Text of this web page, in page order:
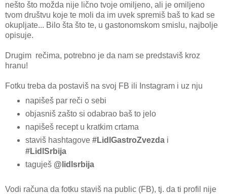
nešto što možda nije lično tvoje omiljeno, ali je omiljeno
tvom društvu koje te moli da im uvek spremiš baš to kad se
okupljate... Bilo šta što te, u gastonomskom smislu, najbolje
opisuje.
Drugim rečima, potrebno je da nam se predstaviš kroz
hranu!
Fotku treba da postaviš na svoj FB ili Instagram i uz nju
napišeš par reči o sebi
objasniš zašto si odabrao baš to jelo
napišeš recept u kratkim crtama
staviš hashtagove #LidlGastroZvezdai
#LidlSrbija
taguješ @lidlsrbija
Vodi računa da fotku staviš na public (FB), tj. da ti profil nije